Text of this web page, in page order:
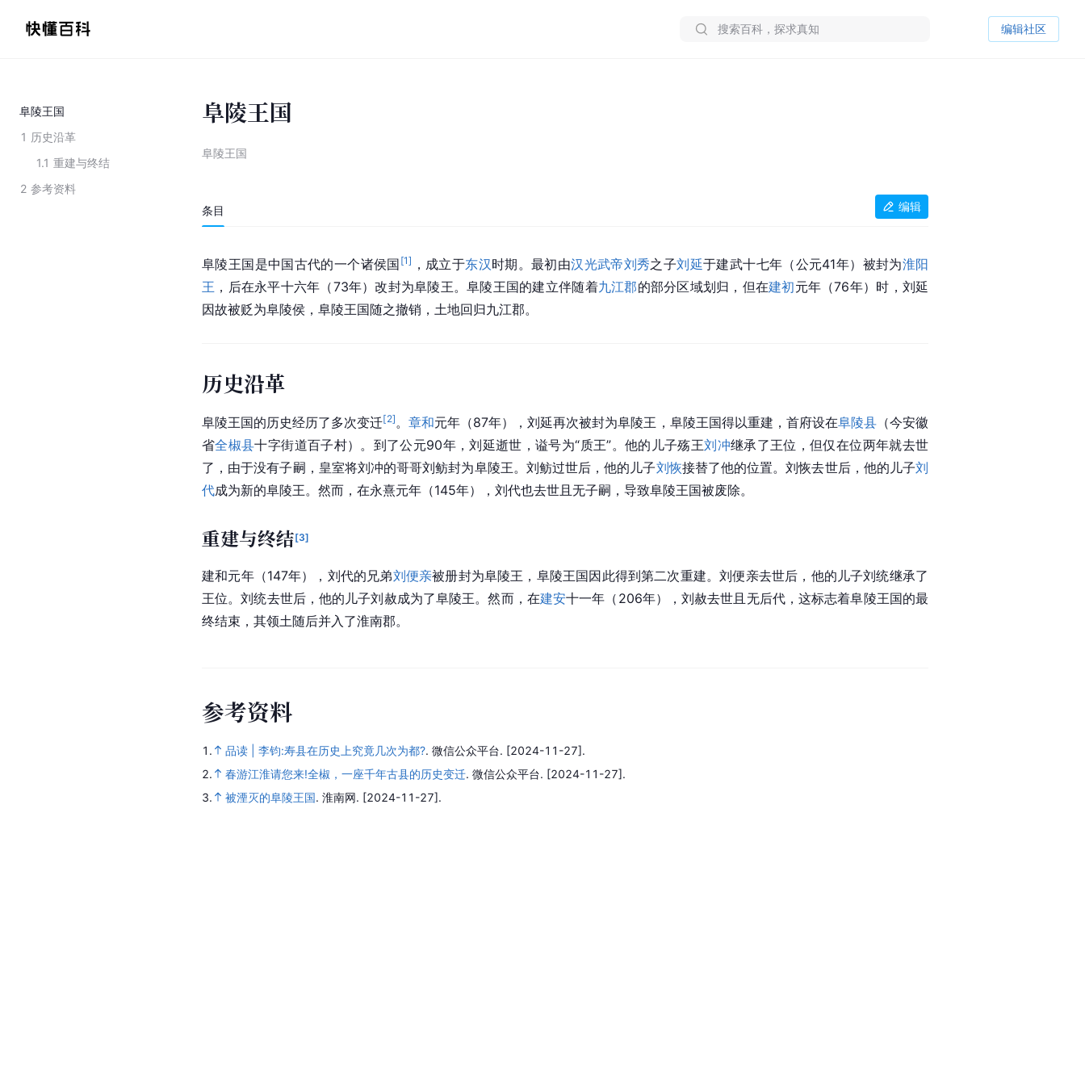
编辑社区
阜陵王国
1 历史沿革
1.1 重建与终结
2 参考资料
阜陵王国
阜陵王国
条目 编辑
阜陵王国是中国古代的一个诸侯国 [1] ，成立于东汉时期。最初由汉光武帝刘秀之子刘延于建武十七年（公元41年）被封为淮阳
王 ，后在永平十六年（73年）改封为阜陵王。阜陵王国的建立伴随着九江郡的部分区域划归，但在建初元年（76年）时，刘延
因故被贬为阜陵侯，阜陵王国随之撤销，土地回归九江郡。
历史沿革
阜陵王国的历史经历了多次变迁[2] 。章和元年（87年），刘延再次被封为阜陵王，阜陵王国得以重建，首府设在阜陵县（今安徽
省全椒县十字街道百子村）。到了公元90年，刘延逝世，谥号为“质王”。他的儿子殇王刘冲继承了王位，但仅在位两年就去世
了，由于没有子嗣，皇室将刘冲的哥哥刘鲂封为阜陵王。刘鲂过世后，他的儿子刘恢接替了他的位置。刘恢去世后，他的儿子刘
代成为新的阜陵王。然而，在永熹元年（145年），刘代也去世且无子嗣，导致阜陵王国被废除。
重建与终结[3]
建和元年（147年），刘代的兄弟刘便亲被册封为阜陵王，阜陵王国因此得到第二次重建。刘便亲去世后，他的儿子刘统继承了
王位。刘统去世后，他的儿子刘赦成为了阜陵王。然而，在建安十一年（206年），刘赦去世且无后代，这标志着阜陵王国的最
终结束，其领土随后并入了淮南郡。
参考资料
1. 品读 | 李钧:寿县在历史上究竟几次为都?. 微信公众平台. [2024-11-27].
2.
春游江淮请您来!全椒，一座千年古县的历史变迁. 微信公众平台. [2024-11-27].
3.
被湮灭的阜陵王国. 淮南网. [2024-11-27].